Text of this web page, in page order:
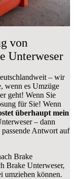
von
Unterweser
– wir
wenn es Umzüge
geht! Wenn Sie
für Sie! Wenn
überhaupt mein
– dann
Antwort auf
Brake
Brake Unterweser,
umziehen können.